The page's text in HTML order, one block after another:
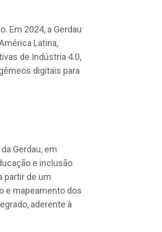
Em 2024, a Gerdau
Latina,
de Indústria 4.0,
digitais para
Gerdau, em
e inclusão
partir de um
e mapeamento dos
aderente à